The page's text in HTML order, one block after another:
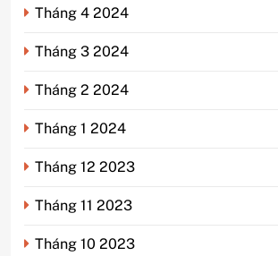
Tháng 4 2024
Tháng 3 2024
Tháng 2 2024
Tháng 1 2024
Tháng 12 2023
Tháng 11 2023
Tháng 10 2023